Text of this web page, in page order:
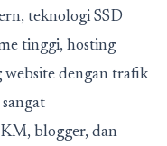
teknologi SSD
tinggi, hosting
dengan trafik
blogger, dan